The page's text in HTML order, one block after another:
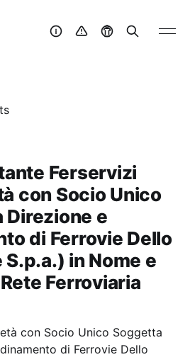
Ferservizi
con Socio Unico
Direzione e
di Ferrovie Dello
in Nome e
Ferroviaria
con Socio Unico Soggetta
di Ferrovie Dello